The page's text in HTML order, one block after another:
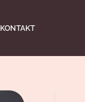
KONTAKT